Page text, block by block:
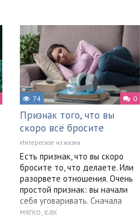
74 0
Признак того, что вы
скоро всё бросите
Интересное из жизни
Есть признак, что вы скоро
бросите то, что делаете. Или
разорвете отношения. Очень
простой признак: вы начали
себя уговаривать. Сначала
мягко, как